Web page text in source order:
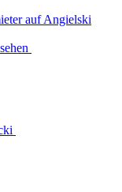
auf Angielski